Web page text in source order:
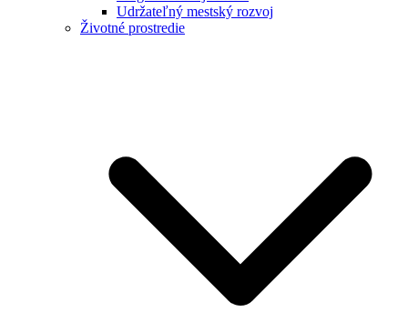
Udržateľný mestský rozvoj
Životné prostredie